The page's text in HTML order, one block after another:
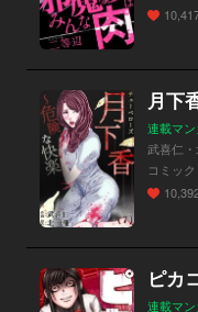
月下
連載マン
武喜仁・
コミック
ピカ
連載マン